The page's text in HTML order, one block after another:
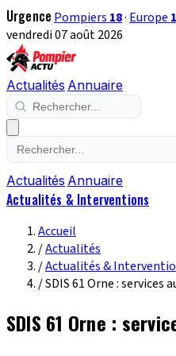
Urgence Pompiers 18· Europe
vendredi 07 août 2026
Actualités Annuaire
Actualités Annuaire
Actualités & Interventions
Accueil
/Actualités
/Actualités &
/SDIS 61 Orne : services
SDIS 61 Orne :